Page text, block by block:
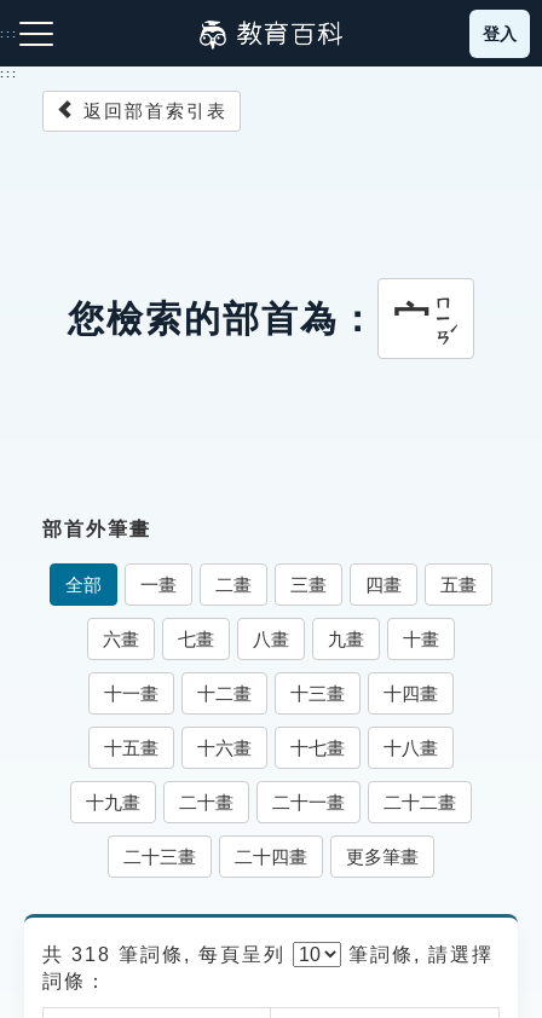
到
主
:::
索引選單
知識索引
單字索引
生命大百科索引
遊戲專區
教學應用
登入
:::
返回部首索引表
您檢索的部首為： 宀ㄇㄧㄢˊ
部首外筆畫
全部 一畫 二畫 三畫 四畫 五畫
六畫 七畫 八畫 九畫 十畫
十一畫 十二畫 十三畫 十四畫
十五畫 十六畫 十七畫 十八畫
十九畫 二十畫 二十一畫 二十二畫
二十三畫 二十四畫 更多筆畫
共 318 筆詞條, 每頁呈列 筆詞條, 請選擇
詞條：